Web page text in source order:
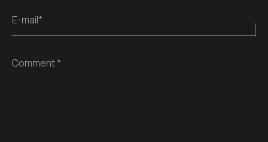
E-mail*
Comment *